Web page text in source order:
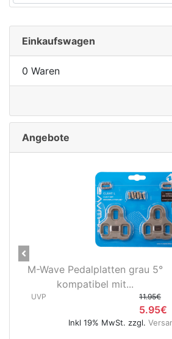
Einkaufswagen
0 Waren
Angebote
Novatec X-Light Disc
Hinterradnabe Boost
(12x148...
Previous